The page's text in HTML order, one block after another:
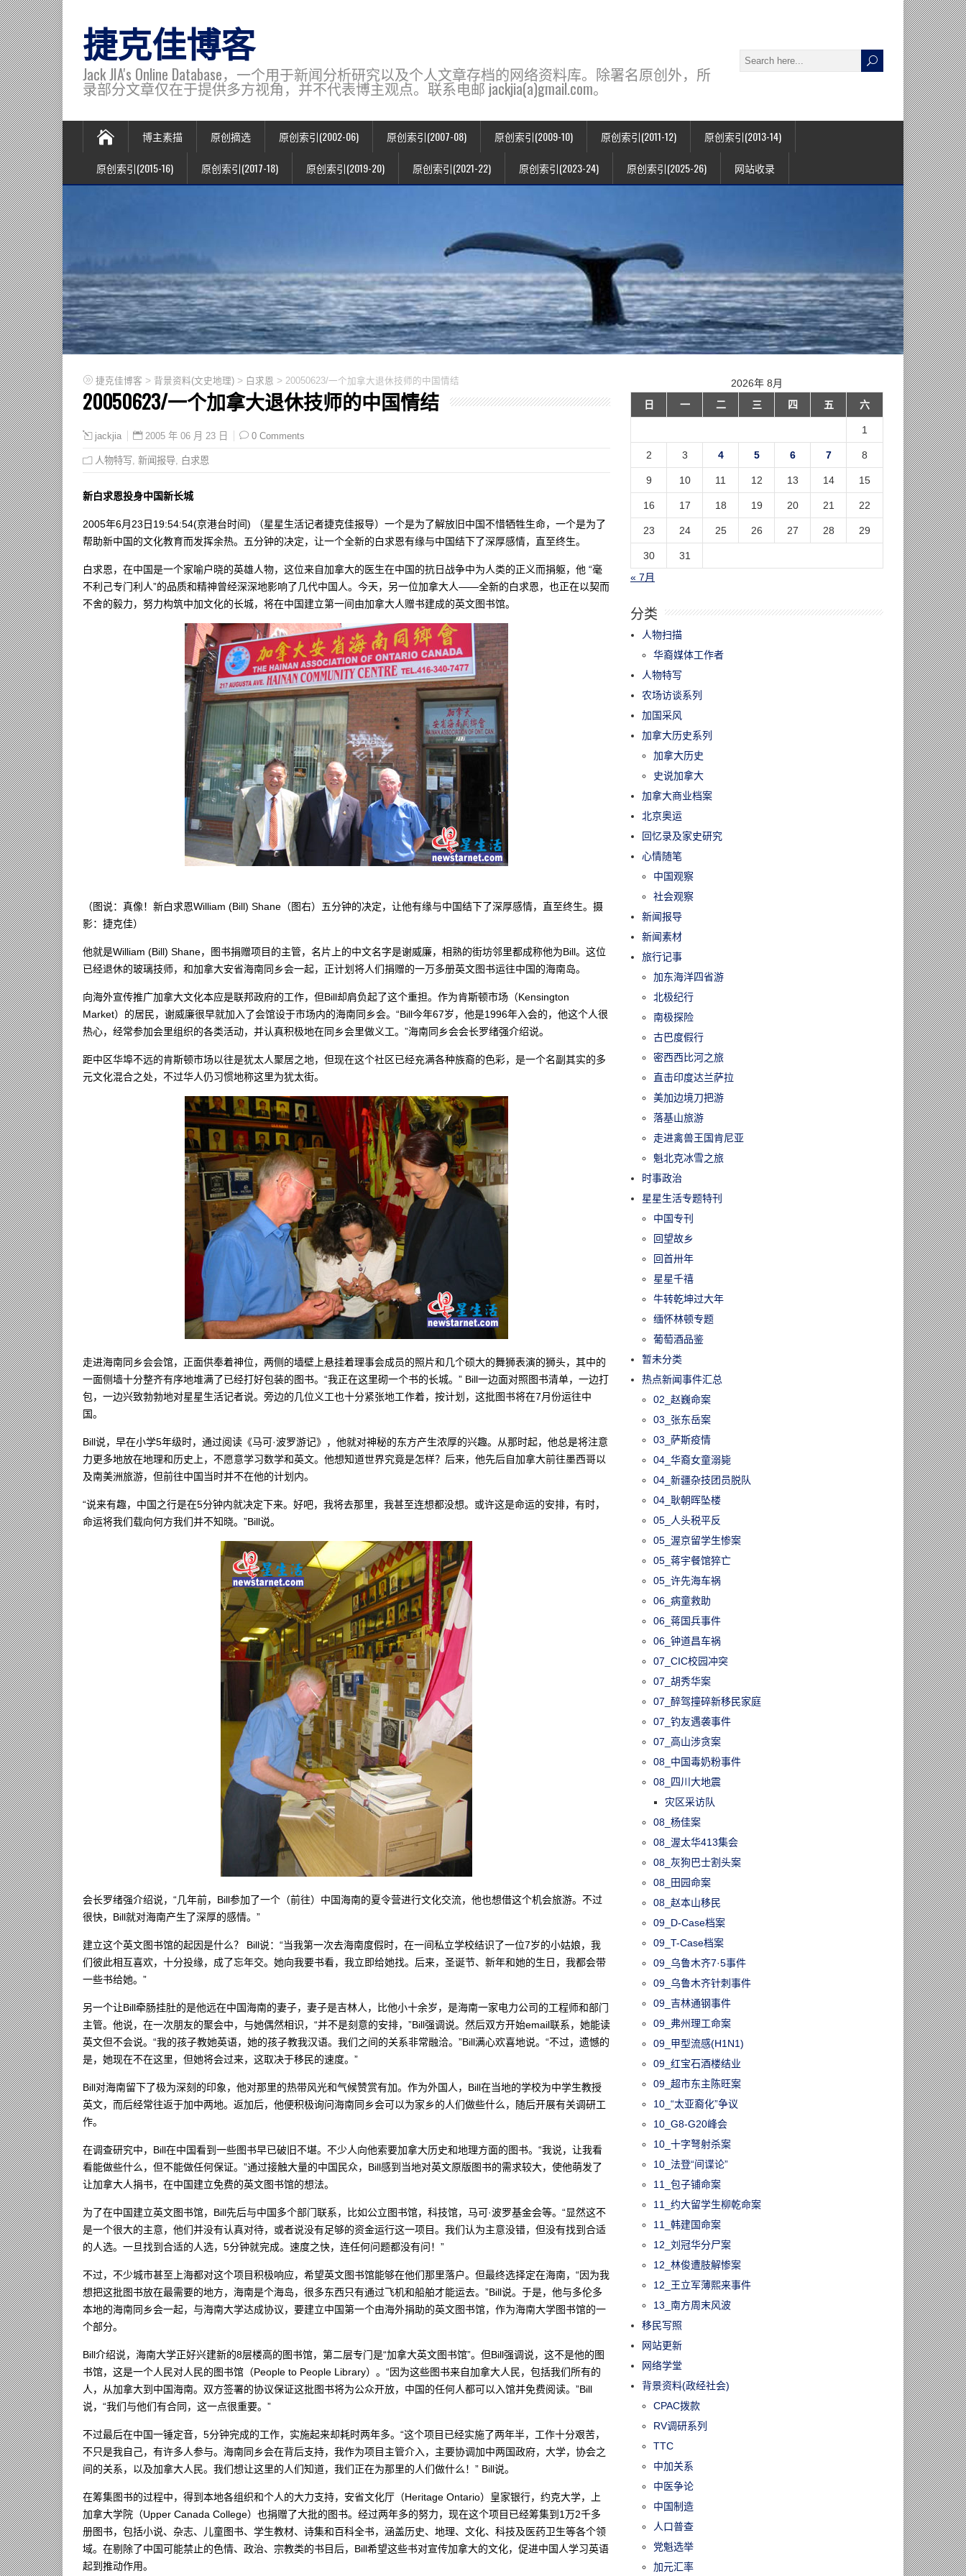
捷克佳博客
Jack JIA's Online Database，一个用于新闻分析研究以及个人文章存档的网络资料库。除署名原创外，所
录部分文章仅在于提供多方视角，并不代表博主观点。联系电邮 jackjia(a)gmail.com。
博主素描 原创摘选 原创索引(2002-06) 原创索引(2007-08) 原创索引(2009-10) 原创索引(2011-12) 原创索引(2013-14)
原创索引(2015-16) 原创索引(2017-18) 原创索引(2019-20) 原创索引(2021-22) 原创索引(2023-24) 原创索引(2025-26) 网站收录
捷克佳博客 > 背景资料(文史地理) > 白求恩 > 20050623/一个加拿大退休技师的中国情结
20050623/一个加拿大退休技师的中国情结
jackjia 2005 年 06 月 23 日 0 Comments
人物特写 新闻报导 白求恩
新白求恩投身中国新长城
2005年6月23日19:54:54(京港台时间) （星星生活记者捷克佳报导）一个是为了解放旧中国不惜牺牲生命，一个是为了
帮助新中国的文化教育而发挥余热。五分钟的决定，让一个全新的白求恩有缘与中国结下了深厚感情，直至终生。
白求恩，在中国是一个家喻户晓的英雄人物，这位来自加拿大的医生在中国的抗日战争中为人类的正义而捐躯，他 “毫
不利己专门利人”的品质和精神曾经深深地影响了几代中国人。今天，另一位加拿大人——全新的白求恩，也正在以契而
不舍的毅力，努力构筑中加文化的长城，将在中国建立第一间由加拿大人赠书建成的英文图书馆。
（图说：真像！新白求恩William (Bill) Shane（图右）五分钟的决定，让他有缘与中国结下了深厚感情，直至终生。摄
影：捷克佳）
他就是William (Bill) Shane，图书捐赠项目的主管，名片上的中文名字是谢威廉，相熟的街坊邻里都成称他为Bill。这位
已经退休的玻璃技师，和加拿大安省海南同乡会一起，正计划将人们捐赠的一万多册英文图书运往中国的海南岛。
向海外宣传推广加拿大文化本应是联邦政府的工作，但Bill却肩负起了这个重担。作为肯斯顿市场（Kensington
Market）的居民，谢威廉很早就加入了会馆设于市场内的海南同乡会。“Bill今年67岁，他是1996年入会的，他这个人很
热心，经常参加会里组织的各类活动，并认真积极地在同乡会里做义工。”海南同乡会会长罗绪强介绍说。
距中区华埠不远的肯斯顿市场以往是犹太人聚居之地，但现在这个社区已经充满各种族裔的色彩，是一个名副其实的多
元文化混合之处，不过华人仍习惯地称这里为犹太街。
走进海南同乡会会馆，正面供奉着神位，两侧的墙壁上悬挂着理事会成员的照片和几个硕大的舞狮表演的狮头，其中的
一面侧墙十分整齐有序地堆满了已经打好包装的图书。“我正在这里砌一个书的长城。” Bill一边面对照图书清单，一边打
包，一边兴致勃勃地对星星生活记者说。旁边的几位义工也十分紧张地工作着，按计划，这批图书将在7月份运往中
国。
Bill说，早在小学5年级时，通过阅读《马可·波罗游记》，他就对神秘的东方产生浓厚的兴趣。从那时起，他总是将注意
力更多地放在地理和历史上，不愿意学习数学和英文。他想知道世界究竟是怎样？后来，他先后自加拿大前往墨西哥以
及南美洲旅游，但前往中国当时并不在他的计划内。
“说来有趣，中国之行是在5分钟内就决定下来。好吧，我将去那里，我甚至连想都没想。或许这是命运的安排，有时，
命运将我们载向何方我们并不知晓。”Bill说。
会长罗绪强介绍说，“几年前，Bill参加了一个（前往）中国海南的夏令营进行文化交流，他也想借这个机会旅游。不过
很快，Bill就对海南产生了深厚的感情。”
建立这个英文图书馆的起因是什么？ Bill说：“当我第一次去海南度假时，在一间私立学校结识了一位7岁的小姑娘，我
们彼此相互喜欢，十分投缘，成了忘年交。她向我要书看，我立即给她找。后来，圣诞节、新年和她的生日，我都会带
一些书给她。”
另一个让Bill牵肠挂肚的是他远在中国海南的妻子，妻子是吉林人，比他小十余岁，是海南一家电力公司的工程师和部门
主管。他说，在一次朋友的聚会中，与她偶然相识，“并不是刻意的安排，”Bill强调说。然后双方开始email联系，她能读
英文但不会说。“我的孩子教她英语，她的孩子教我汉语。我们之间的关系非常融洽。”Bill满心欢喜地说。“不过，遗憾的
是，她现在不在这里，但她将会过来，这取决于移民的速度。”
Bill对海南留下了极为深刻的印象，他对那里的热带风光和气候赞赏有加。作为外国人，Bill在当地的学校为中学生教授
英文，而后经常往返于加中两地。返加后，他便积极询问海南同乡会可以为家乡的人们做些什么，随后开展有关调研工
作。
在调查研究中，Bill在中国看到一些图书早已破旧不堪。不少人向他索要加拿大历史和地理方面的图书。“我说，让我看
看能做些什么，但不能做任何保证。”通过接触大量的中国民众，Bill感到当地对英文原版图书的需求较大，使他萌发了
让加拿大人捐书，在中国建立免费的英文图书馆的想法。
为了在中国建立英文图书馆，Bill先后与中国多个部门联系，比如公立图书馆，科技馆，马可·波罗基金会等。“显然这不
是一个很大的主意，他们并没有认真对待，或者说没有足够的资金运行这一项目。我们认为主意没错，但没有找到合适
的人选。一旦找到合适的人选，5分钟就完成。速度之快，连任何问题都没有问！”
不过，不少城市甚至上海都对这个项目积极响应，希望英文图书馆能够在他们那里落户。但最终选择定在海南，“因为我
想把这批图书放在最需要的地方，海南是个海岛，很多东西只有通过飞机和船舶才能运去。”Bill说。于是，他与多伦多
本地的海南同乡会一起，与海南大学达成协议，要建立中国第一个由海外捐助的英文图书馆，作为海南大学图书馆的一
个部分。
Bill介绍说，海南大学正好兴建新的8层楼高的图书馆，第二层专门是“加拿大英文图书馆”。但Bill强调说，这不是他的图
书馆，这是一个人民对人民的图书馆（People to People Library）。“因为这些图书来自加拿大人民，包括我们所有的
人，从加拿大到中国海南。双方签署的协议保证这批图书将为公众开放，中国的任何人都可以入馆并免费阅读。”Bill
说，“我们与他们有合同，这一点很重要。”
不过最后在中国一锤定音，5分钟完成的工作，实施起来却耗时两年多。“这个项目已经实施了两年半，工作十分艰苦，
不只是我自己，有许多人参与。海南同乡会在背后支持，我作为项目主管介入，主要协调加中两国政府，大学，协会之
间的关系，以及加拿大人民。我们想让这里的人们知道，我们正在为那里的人们做什么！” Bill说。
在筹集图书的过程中，得到本地各组织和个人的大力支持，安省文化厅（Heritage Ontario）皇家银行，约克大学，上
加拿大学院（Upper Canada College）也捐赠了大批的图书。经过两年多的努力，现在这个项目已经筹集到1万2千多
册图书，包括小说、杂志、儿童图书、学生教材、诗集和百科全书，涵盖历史、地理、文化、科技及医药卫生等各个领
域。在剔除了中国可能禁止的色情、政治、宗教类的书目后，Bill希望这些书对宣传加拿大的文化，促进中国人学习英语
起到推动作用。
2026年 8月
日
一 二 三 四 五 六
1
2 3 4 5 6 7 8
9 10 11 12 13 14 15
16 17 18 19 20 21 22
23 24 25 26 27 28 29
30
31
« 7月
分类
人物扫描
华裔媒体工作者
人物特写
农场访谈系列
加国采风
加拿大历史系列
加拿大历史
史说加拿大
加拿大商业档案
北京奥运
回忆录及家史研究
心情随笔
中国观察
社会观察
新闻报导
新闻素材
旅行记事
加东海洋四省游
北极纪行
南极探险
古巴度假行
密西西比河之旅
直击印度达兰萨拉
美加边境刀把游
落基山旅游
走进禽兽王国肯尼亚
魁北克冰雪之旅
时事政治
星星生活专题特刊
中国专刊
回望故乡
回首卅年
星星千禧
牛转乾坤过大年
缅怀林顿专题
葡萄酒品鉴
暂未分类
热点新闻事件汇总
02_赵巍命案
03_张东岳案
03_萨斯疫情
04_华裔女童溺毙
04_新疆杂技团员脱队
04_耿朝晖坠楼
05_人头税平反
05_渥京留学生惨案
05_蒋宇餐馆猝亡
05_许先海车祸
06_病童救助
06_蒋国兵事件
06_钟道昌车祸
07_CIC校园冲突
07_胡秀华案
07_醉驾撞碎新移民家庭
07_钓友遇袭事件
07_高山涉贪案
08_中国毒奶粉事件
08_四川大地震
灾区采访队
08_杨佳案
08_渥太华413集会
08_灰狗巴士割头案
08_田园命案
08_赵本山移民
09_D-Case档案
09_T-Case档案
09_乌鲁木齐7·5事件
09_乌鲁木齐针刺事件
09_吉林通钢事件
09_弗州理工命案
09_甲型流感(H1N1)
09_红宝石酒楼结业
09_超市东主陈旺案
10_“太亚裔化”争议
10_G8-G20峰会
10_十字弩射杀案
10_法登“间谍论”
11_包子铺命案
11_约大留学生柳乾命案
11_韩建国命案
12_刘冠华分尸案
12_林俊遭肢解惨案
12_王立军薄熙来事件
13_南方周末风波
移民写照
网站更新
网络学堂
背景资料(政经社会)
CPAC拨款
RV调研系列
TTC
中加关系
中医争论
中国制造
人口普查
党魁选举
加元汇率